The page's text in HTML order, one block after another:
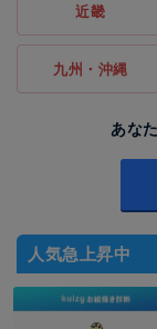
近畿
九州・沖縄
あな
人気急上昇中